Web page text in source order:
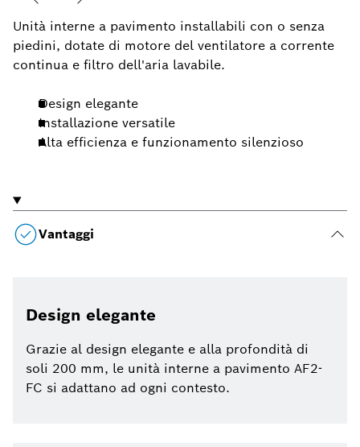
Unità interne a pavimento installabili con o senza
piedini, dotate di motore del ventilatore a corrente
continua e filtro dell'aria lavabile.
Design elegante
Installazione versatile
Alta efficienza e funzionamento silenzioso
Vantaggi
Design elegante
Grazie al design elegante e alla profondità di
soli 200 mm, le unità interne a pavimento AF2-
FC si adattano ad ogni contesto.